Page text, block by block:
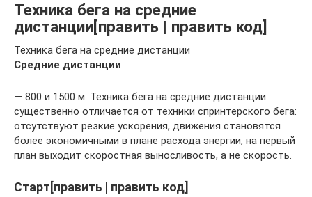
Техника бега на средние
дистанции[править | править код]
Техника бега на средние дистанции
Средние дистанции
— 800 и 1500 м. Техника бега на средние дистанции
существенно отличается от техники спринтерского бега:
отсутствуют резкие ускорения, движения становятся
более экономичными в плане расхода энергии, на первый
план выходит скоростная выносливость, а не скорость.
Старт[править | править код]